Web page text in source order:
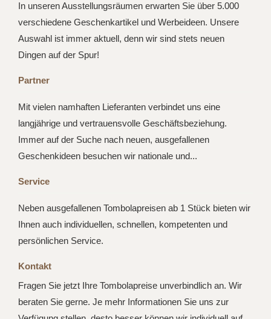
In unseren Ausstellungsräumen erwarten Sie über 5.000
verschiedene Geschenkartikel und Werbeideen. Unsere
Auswahl ist immer aktuell, denn wir sind stets neuen
Dingen auf der Spur!
Partner
Mit vielen namhaften Lieferanten verbindet uns eine
langjährige und vertrauensvolle Geschäftsbeziehung.
Immer auf der Suche nach neuen, ausgefallenen
Geschenkideen besuchen wir nationale und...
Service
Neben ausgefallenen Tombolapreisen ab 1 Stück bieten wir
Ihnen auch individuellen, schnellen, kompetenten und
persönlichen Service.
Kontakt
Fragen Sie jetzt Ihre Tombolapreise unverbindlich an. Wir
beraten Sie gerne. Je mehr Informationen Sie uns zur